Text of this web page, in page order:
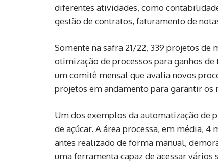
diferentes atividades, como
gestão de contratos, faturamento de
Somente na safra 21/22, 339 projetos de
otimização de processos para ganhos
um comitê mensal que avalia novos
projetos em andamento para garantir os
Um dos exemplos da automatização de
de açúcar. A área processa, em média,
antes realizado de forma manual,
uma ferramenta capaz de acessar vários